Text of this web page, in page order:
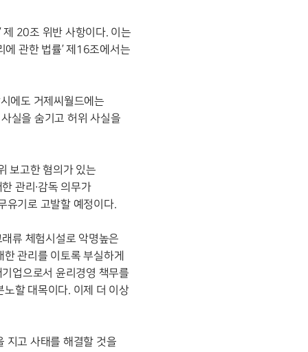
제 20조 위반 사항이다. 이는
관한 법률’ 제16조에서는
에도 거제씨월드에는
실을 숨기고 허위 사실을
보고한 혐의가 있는
관리∙감독 의무가
유기로 고발할 예정이다.
류 체험시설로 악명높은
관리를 이토록 부실하게
업으로서 윤리경영 책무를
할 대목이다. 이제 더 이상
지고 사태를 해결할 것을